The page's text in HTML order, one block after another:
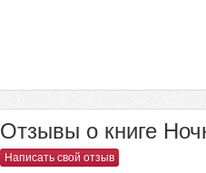
Отзывы о книге
Написать свой отзыв